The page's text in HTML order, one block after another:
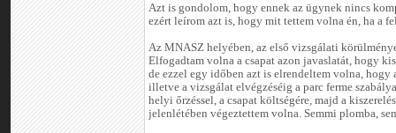
Azt is gondolom, hogy ennek az ügynek nincs
ezért leírom azt is, hogy mit tettem volna én, ha a
Az MNASZ helyében, az első vizsgálati
Elfogadtam volna a csapat azon javaslatát, hogy
de ezzel egy időben azt is elrendeltem volna, hogy
illetve a vizsgálat elvégzéséig a parc ferme
helyi őrzéssel, a csapat költségére, majd a
jelenlétében végeztettem volna. Semmi plomba,